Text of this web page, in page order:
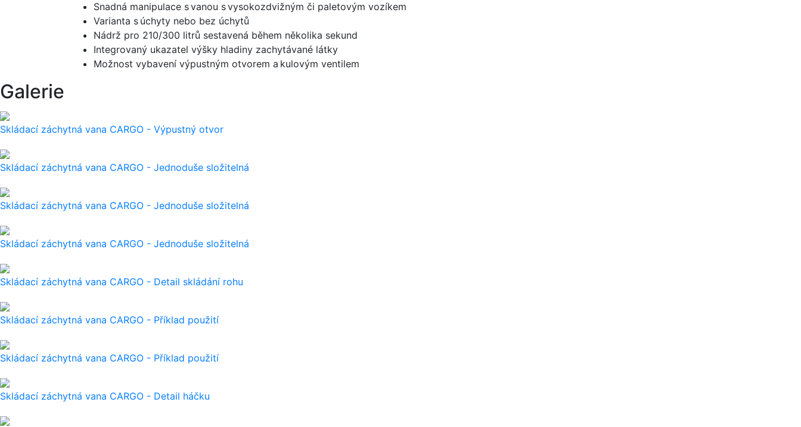
Snadná manipulace s vanou s vysokozdvižným či paletovým vozíkem
Varianta s úchyty nebo bez úchytů
Nádrž pro 210/300 litrů sestavená během několika sekund
Integrovaný ukazatel výšky hladiny zachytávané látky
Možnost vybavení výpustným otvorem a kulovým ventilem
Galerie
Skládací záchytná vana CARGO - Výpustný otvor
Skládací záchytná vana CARGO - Jednoduše složitelná
Skládací záchytná vana CARGO - Jednoduše složitelná
Skládací záchytná vana CARGO - Jednoduše složitelná
Skládací záchytná vana CARGO - Detail skládání rohu
Skládací záchytná vana CARGO - Příklad použití
Skládací záchytná vana CARGO - Příklad použití
Skládací záchytná vana CARGO - Detail háčku